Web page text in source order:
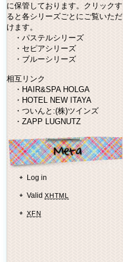
に保管しております。クリックす
ると各シリーズごとにご覧いただ
けます。
・ パステルシリーズ
・ セピアシリーズ
・ ブルーシリーズ
相互リンク
・ HAIR&SPA HOLGA
・ HOTEL NEW ITAYA
・ ついんと:(株)ツインズ
・ ZAPP LUGNUTZ
Log in
Valid XHTML
XFN